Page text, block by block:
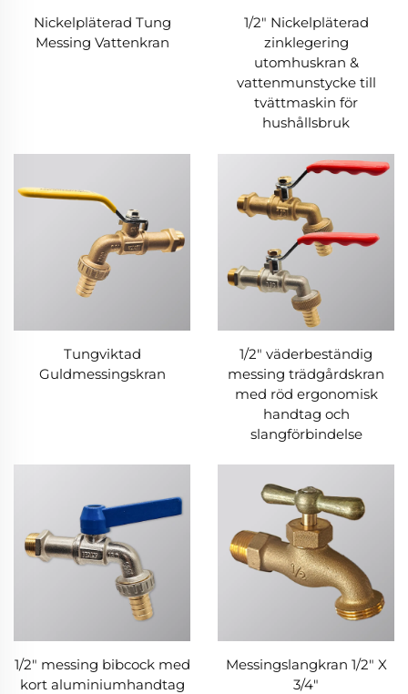
Nickelpläterad Tung
Messing Vattenkran
1/2" Nickelpläterad
zinklegering
utomhuskran &
vattenmunstycke till
tvättmaskin för
hushållsbruk
Tungviktad
Guldmessingskran
1/2" väderbeständig
messing trädgårdskran
med röd ergonomisk
handtag och
slangförbindelse
1/2" messing bibcock med
kort aluminiumhandtag
Messingslangkran 1/2" X
3/4"